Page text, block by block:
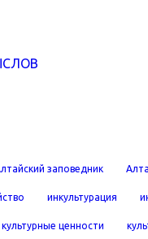
заповедник
инкультурация
культурные ценности